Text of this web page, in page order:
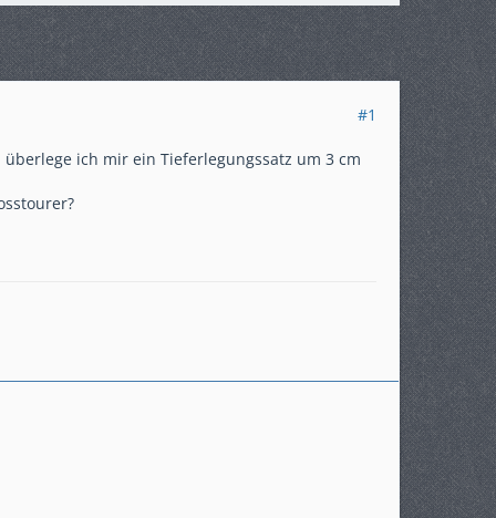
#1
ich mir ein Tieferlegungssatz um 3 cm